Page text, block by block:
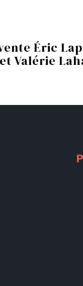
Éric
Valérie
⧉